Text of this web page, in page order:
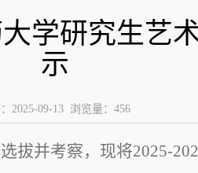
学研究生艺
示
2025-09-13 浏览量： 456
拔并考察，现将2025-